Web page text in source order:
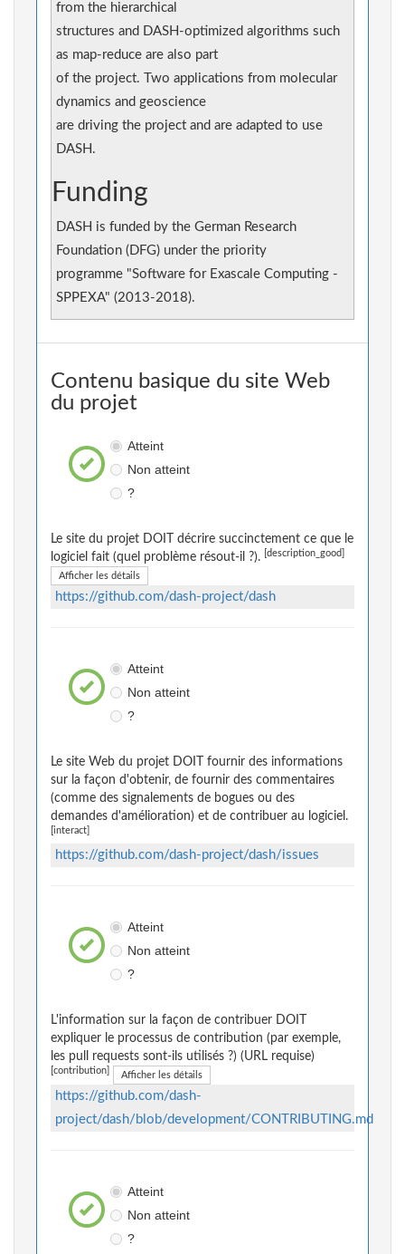
from the hierarchical
structures and DASH-optimized algorithms such
as map-reduce are also part
of the project. Two applications from molecular
dynamics and geoscience
are driving the project and are adapted to use
DASH.
Funding
DASH is funded by the German Research
Foundation (DFG) under the priority
programme "Software for Exascale Computing -
SPPEXA" (2013-2018).
Contenu basique du site Web
du projet
Atteint
Non atteint
?
Le site du projet DOIT décrire succinctement ce que le
logiciel fait (quel problème résout-il ?).
[description_good]
Afficher les détails
https://github.com/dash-project/dash
Atteint
Non atteint
?
Le site Web du projet DOIT fournir des informations
sur la façon d'obtenir, de fournir des commentaires
(comme des signalements de bogues ou des
demandes d'amélioration) et de contribuer au logiciel.
[interact]
https://github.com/dash-project/dash/issues
Atteint
Non atteint
?
L'information sur la façon de contribuer DOIT
expliquer le processus de contribution (par exemple,
les pull requests sont-ils utilisés ?) (URL requise)
[contribution] Afficher les détails
https://github.com/dash-
project/dash/blob/development/CONTRIBUTING.md
Atteint
Non atteint
?